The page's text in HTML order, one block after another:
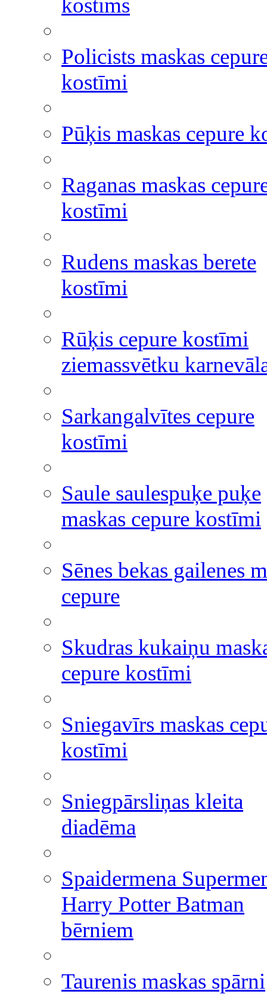
kostīms
Policists maskas
kostīmi
Pūķis maskas cepure
Raganas maskas
kostīmi
Rudens maskas berete
kostīmi
Rūķis cepure kostīmi
ziemassvētku
Sarkangalvītes cepure
kostīmi
Saule saulespuķe puķe
maskas cepure kostīmi
Sēnes bekas gailenes
cepure
Skudras kukaiņu
cepure kostīmi
Sniegavīrs maskas
kostīmi
Sniegpārsliņas kleita
diadēma
Spaidermena
Harry Potter Batman
bērniem
Taurenis maskas spārni